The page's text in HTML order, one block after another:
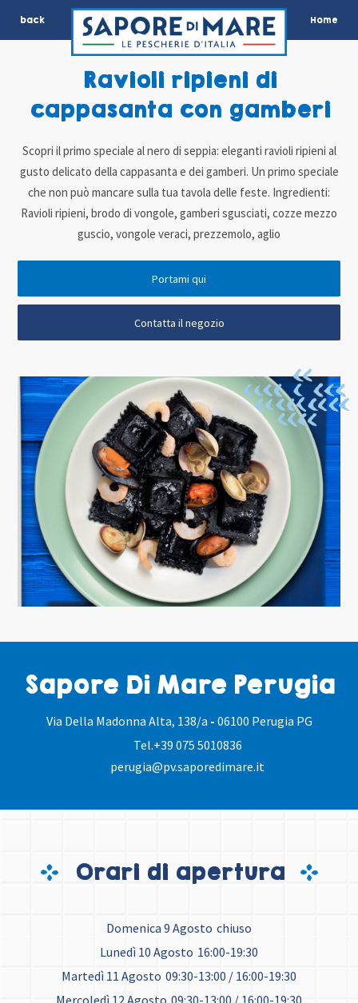
back Home
Sapore Di Mare Perugia
Via Della Madonna Alta, 138/a - 06100 Perugia PG
Tel.+39 075 5010836
perugia@pv.saporedimare.it
Ravioli ripieni di
cappasanta con gamberi
Scopri il primo speciale al nero di seppia: eleganti ravioli ripieni al
gusto delicato della cappasanta e dei gamberi. Un primo speciale
che non può mancare sulla tua tavola delle feste. Ingredienti:
Ravioli ripieni, brodo di vongole, gamberi sgusciati, cozze mezzo
guscio, vongole veraci, prezzemolo, aglio
Portami qui
Contatta il negozio
Orari di apertura
Domenica 9 Agosto chiuso
Lunedì 10 Agosto 16:00-19:30
Martedì 11 Agosto 09:30-13:00 / 16:00-19:30
Mercoledì 12 Agosto 09:30-13:00 / 16:00-19:30